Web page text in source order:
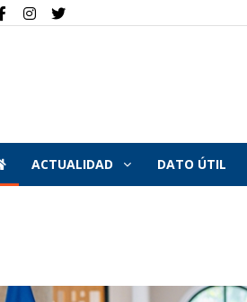
ACTUALIDAD DATO ÚTIL